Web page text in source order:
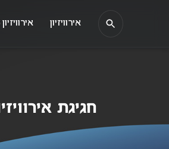
חגיגת
אירוויזיון אירוויזיון 2026